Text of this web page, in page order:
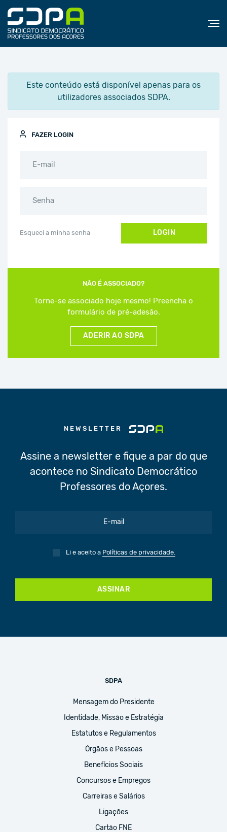
Este conteúdo está disponível apenas para os
utilizadores associados SDPA.
FAZER LOGIN
E-mail
Senha
Esqueci a minha senha LOGIN
NÃO É ASSOCIADO?
Torne-se associado hoje mesmo! Preencha o
formulário de pré-adesão.
ADERIR AO SDPA
NEWSLETTER
Assine a newsletter e fique a par do que
acontece no Sindicato Democrático
Professores do Açores.
Li e aceito a Políticas de privacidade.
ASSINAR
SDPA
Mensagem do Presidente
Identidade, Missão e Estratégia
Estatutos e Regulamentos
Órgãos e Pessoas
Benefícios Sociais
Concursos e Empregos
Carreiras e Salários
Ligações
Cartão FNE